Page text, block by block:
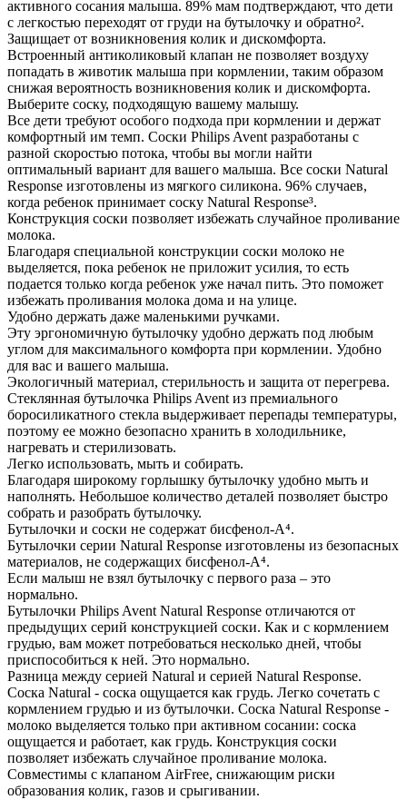
активного сосания малыша. 89% мам подтверждают, что дети
с легкостью переходят от груди на бутылочку и обратно².
Защищает от возникновения колик и дискомфорта.
Встроенный антиколиковый клапан не позволяет воздуху
попадать в животик малыша при кормлении, таким образом
снижая вероятность возникновения колик и дискомфорта.
Выберите соску, подходящую вашему малышу.
Все дети требуют особого подхода при кормлении и держат
комфортный им темп. Соски Philips Avent разработаны с
разной скоростью потока, чтобы вы могли найти
оптимальный вариант для вашего малыша. Все соски Natural
Response изготовлены из мягкого силикона. 96% случаев,
когда ребенок принимает соску Natural Response³.
Конструкция соски позволяет избежать случайное проливание
молока.
Благодаря специальной конструкции соски молоко не
выделяется, пока ребенок не приложит усилия, то есть
подается только когда ребенок уже начал пить. Это поможет
избежать проливания молока дома и на улице.
Удобно держать даже маленькими ручками.
Эту эргономичную бутылочку удобно держать под любым
углом для максимального комфорта при кормлении. Удобно
для вас и вашего малыша.
Экологичный материал, стерильность и защита от перегрева.
Стеклянная бутылочка Philips Avent из премиального
боросиликатного стекла выдерживает перепады температуры,
поэтому ее можно безопасно хранить в холодильнике,
нагревать и стерилизовать.
Легко использовать, мыть и собирать.
Благодаря широкому горлышку бутылочку удобно мыть и
наполнять. Небольшое количество деталей позволяет быстро
собрать и разобрать бутылочку.
Бутылочки и соски не содержат бисфенол-А⁴.
Бутылочки серии Natural Response изготовлены из безопасных
материалов, не содержащих бисфенол-A⁴.
Если малыш не взял бутылочку с первого раза – это
нормально.
Бутылочки Philips Avent Natural Response отличаются от
предыдущих серий конструкцией соски. Как и с кормлением
грудью, вам может потребоваться несколько дней, чтобы
приспособиться к ней. Это нормально.
Разница между серией Natural и серией Natural Response.
Соска Natural - соска ощущается как грудь. Легко сочетать c
кормлением грудью и из бутылочки. Соска Natural Response -
молоко выделяется только при активном сосании: соска
ощущается и работает, как грудь. Конструкция соски
позволяет избежать случайное проливание молока.
Совместимы с клапаном AirFree, снижающим риски
образования колик, газов и срыгивании.